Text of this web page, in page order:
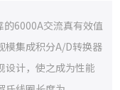
6000A交流真有效值
模集成积分A/D转换器
设计，使之成为性能